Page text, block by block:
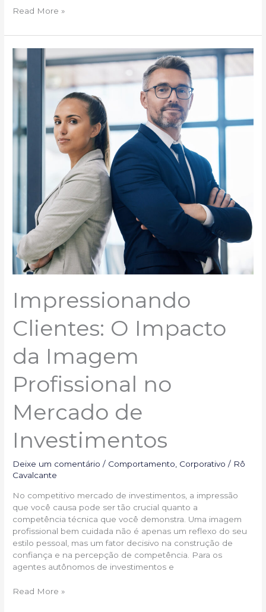
Read More »
Impressionando
Clientes: O Impacto
da Imagem
Profissional no
Mercado de
Investimentos
Deixe um comentário / Comportamento, Corporativo / Rô
Cavalcante
No competitivo mercado de investimentos, a impressão
que você causa pode ser tão crucial quanto a
competência técnica que você demonstra. Uma imagem
profissional bem cuidada não é apenas um reflexo do seu
estilo pessoal, mas um fator decisivo na construção de
confiança e na percepção de competência. Para os
agentes autônomos de investimentos e
Impressionando
Clientes:
O
Impacto
Profissional
no
Investimentos
Read More »